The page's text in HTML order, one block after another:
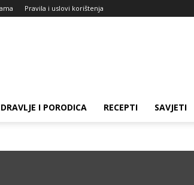
Pravila i uslovi korištenja
I PORODICA RECEPTI SAVJETI